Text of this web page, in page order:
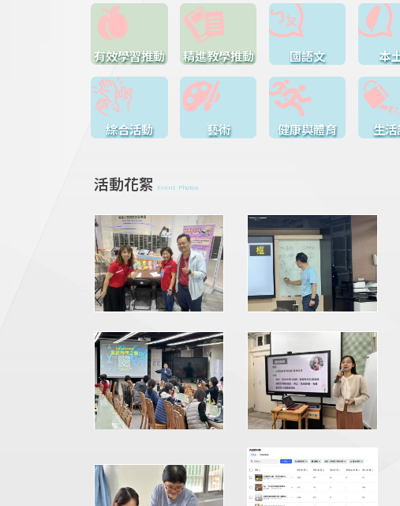
有效學習推動 精進教學推動 國語文 本
綜合活動 藝術 健康與體育 生活
活動花絮 Event Photos